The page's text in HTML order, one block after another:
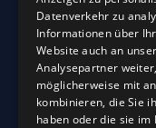
Gewässer
Wohnmobilstellplätze
INFO
Blog
Datenverkehr zu
Informationen über
Website auch an
Analysepartner
möglicherweise mit
kombinieren, die Sie
haben oder die sie im